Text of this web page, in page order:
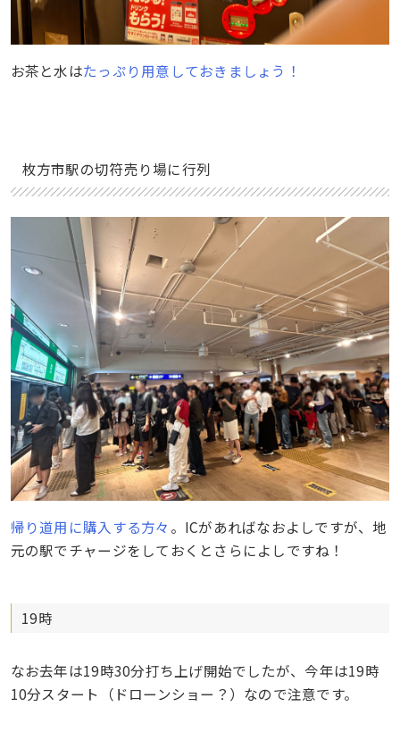
お茶と水はたっぷり用意しておきましょう！
枚方市駅の切符売り場に行列
帰り道用に購入する方々 。ICがあればなおよしですが、地
元の駅でチャージをしておくとさらによしですね！
19時
なお去年は19時30分打ち上げ開始でしたが、今年は19時
10分スタート（ドローンショー？）なので注意です。